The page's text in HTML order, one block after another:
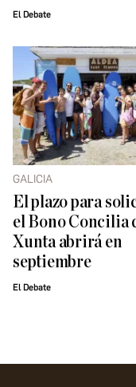
El Debate
GALICIA
El plazo para
el Bono Concilia
Xunta abrirá en
septiembre
El Debate